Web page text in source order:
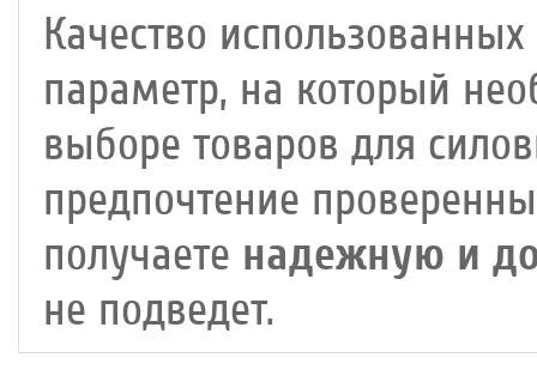
Качество
параметр, на который
выборе товаров для
предпочтение
получаете надежную и
не подведет.